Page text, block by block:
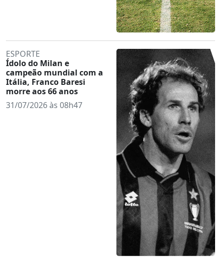
ESPORTE
Ídolo do Milan e
campeão mundial com a
Itália, Franco Baresi
morre aos 66 anos
31/07/2026 às 08h47